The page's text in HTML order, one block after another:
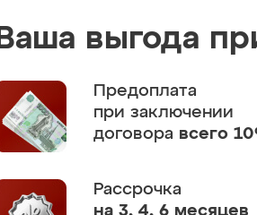
Ваша выгода
Предоплата
при заключении
договора всего
Рассрочка
на 3, 4, 6 месяцев